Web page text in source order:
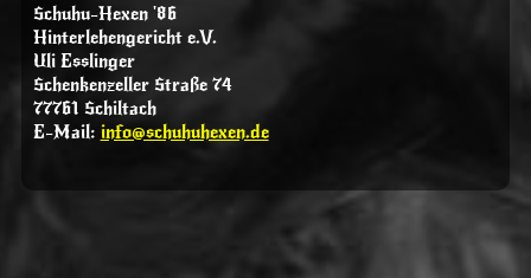
Schuhu-Hexen '86
Hinterlehengericht e.V.
Uli Esslinger
Schenkenzeller Straße 74
77761 Schiltach
E-Mail: info@schuhuhexen.de